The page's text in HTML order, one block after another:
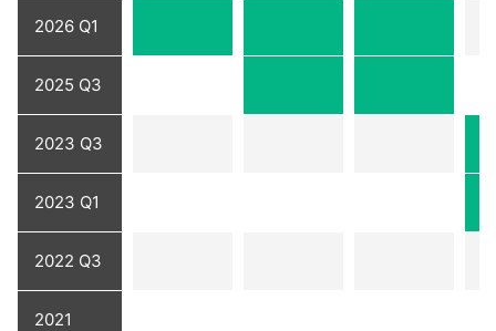
2026 Q1
2025 Q3
2023 Q3
2023 Q1
2022 Q3
2021